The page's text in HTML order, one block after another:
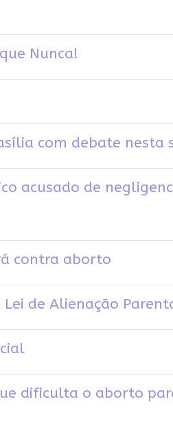
Nunca!
com debate
acusado de
contra aborto
de Alienação
dificulta o aborto